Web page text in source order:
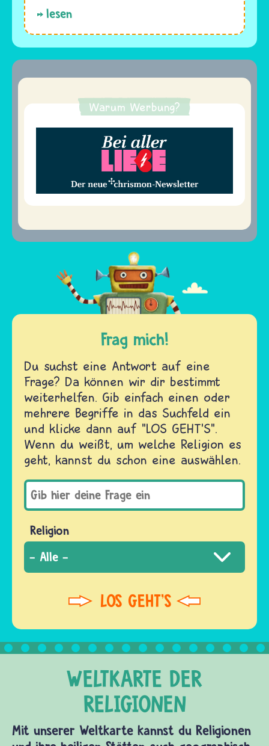
lesen
Warum Werbung?
Frag mich!
Du suchst eine Antwort auf eine
Frage? Da können wir dir bestimmt
weiterhelfen. Gib einfach einen oder
mehrere Begriffe in das Suchfeld ein
und klicke dann auf "LOS GEHT'S".
Wenn du weißt, um welche Religion es
geht, kannst du schon eine auswählen.
Religion
Mit unserer Weltkarte kannst du Religionen